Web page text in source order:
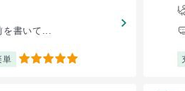
を書いて...
単 5